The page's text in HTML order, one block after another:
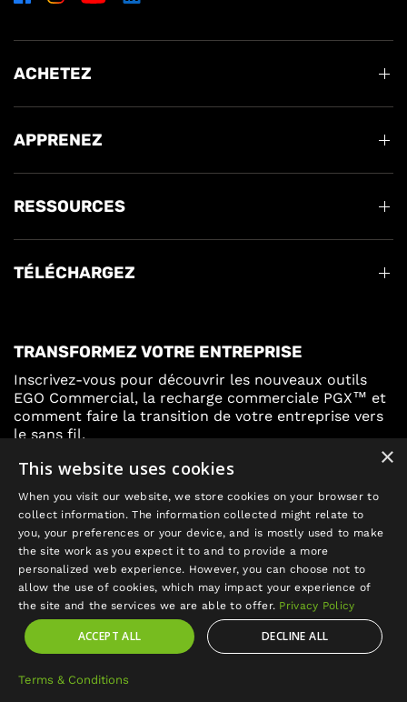
ACHETEZ
APPRENEZ
RESSOURCES
TÉLÉCHARGEZ
TRANSFORMEZ VOTRE ENTREPRISE
Inscrivez-vous pour découvrir les nouveaux outils
EGO Commercial, la recharge commerciale PGX™ et
comment faire la transition de votre entreprise vers
le sans fil.
Mettre
jour
©2026 EGO POWER+, Tous droits réservés.
Québec - Droit à la reparation
×
This website uses cookies
When you visit our website, we store cookies on your browser to
collect information. The information collected might relate to
you, your preferences or your device, and is mostly used to make
the site work as you expect it to and to provide a more
personalized web experience. However, you can choose not to
allow the use of cookies, which may impact your experience of
the site and the services we are able to offer. Privacy Policy
ACCEPT ALL DECLINE ALL
Terms & Conditions